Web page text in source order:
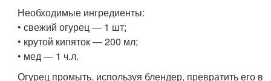
Необходимые ингредиенты:
• свежий огурец — 1 шт;
• крутой кипяток — 200 мл;
• мед — 1 ч.л.
Огурец промыть, используя блендер, превратить его в